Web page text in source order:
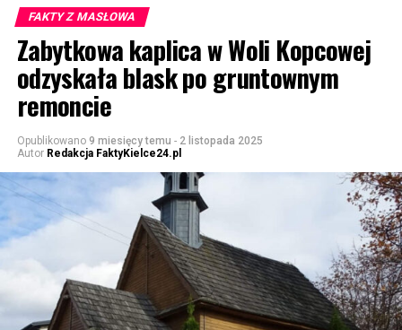
FAKTY Z MASŁOWA
Zabytkowa kaplica w Woli Kopcowej
odzyskała blask po gruntownym
remoncie
Opublikowano 9 miesięcy temu - 2 listopada 2025
Autor Redakcja FaktyKielce24.pl